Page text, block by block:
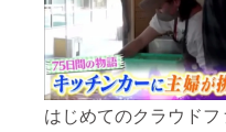
はじめてのクラウドフ